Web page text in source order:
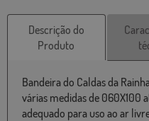
Descrição do
Produto
Bandeira do Caldas da
várias medidas de 060X100
adequado para uso ao ar